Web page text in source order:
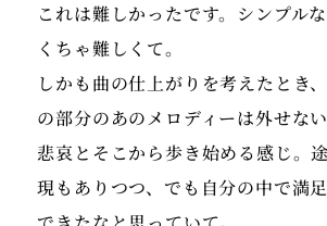
これは難しかったです。シンプル
くちゃ難しくて。
しかも曲の仕上がりを考えたとき
の部分のあのメロディーは外せない
悲哀とそこから歩き始める感じ。
現もありつつ、でも自分の中で満